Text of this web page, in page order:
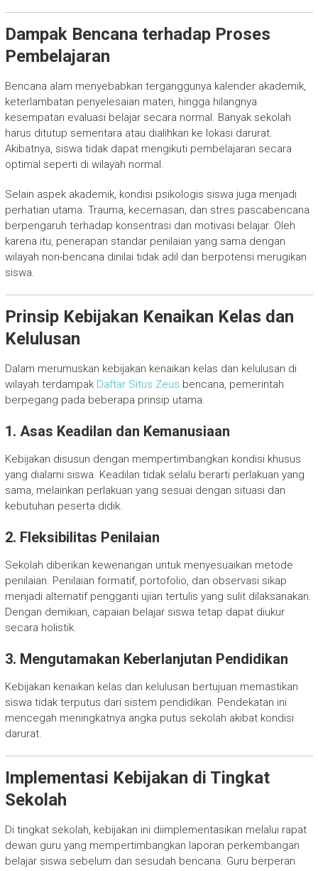
Dampak Bencana terhadap Proses
Pembelajaran
Bencana alam menyebabkan terganggunya kalender akademik,
keterlambatan penyelesaian materi, hingga hilangnya
kesempatan evaluasi belajar secara normal. Banyak sekolah
harus ditutup sementara atau dialihkan ke lokasi darurat.
Akibatnya, siswa tidak dapat mengikuti pembelajaran secara
optimal seperti di wilayah normal.
Selain aspek akademik, kondisi psikologis siswa juga menjadi
perhatian utama. Trauma, kecemasan, dan stres pascabencana
berpengaruh terhadap konsentrasi dan motivasi belajar. Oleh
karena itu, penerapan standar penilaian yang sama dengan
wilayah non-bencana dinilai tidak adil dan berpotensi merugikan
siswa.
Prinsip Kebijakan Kenaikan Kelas dan
Kelulusan
Dalam merumuskan kebijakan kenaikan kelas dan kelulusan di
wilayah terdampak Daftar Situs Zeus bencana, pemerintah
berpegang pada beberapa prinsip utama.
1. Asas Keadilan dan Kemanusiaan
Kebijakan disusun dengan mempertimbangkan kondisi khusus
yang dialami siswa. Keadilan tidak selalu berarti perlakuan yang
sama, melainkan perlakuan yang sesuai dengan situasi dan
kebutuhan peserta didik.
2. Fleksibilitas Penilaian
Sekolah diberikan kewenangan untuk menyesuaikan metode
penilaian. Penilaian formatif, portofolio, dan observasi sikap
menjadi alternatif pengganti ujian tertulis yang sulit dilaksanakan.
Dengan demikian, capaian belajar siswa tetap dapat diukur
secara holistik.
3. Mengutamakan Keberlanjutan Pendidikan
Kebijakan kenaikan kelas dan kelulusan bertujuan memastikan
siswa tidak terputus dari sistem pendidikan. Pendekatan ini
mencegah meningkatnya angka putus sekolah akibat kondisi
darurat.
Implementasi Kebijakan di Tingkat
Sekolah
Di tingkat sekolah, kebijakan ini diimplementasikan melalui rapat
dewan guru yang mempertimbangkan laporan perkembangan
belajar siswa sebelum dan sesudah bencana. Guru berperan